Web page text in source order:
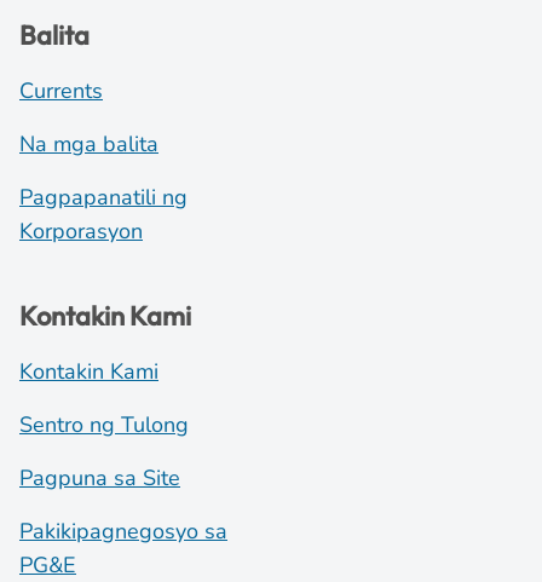
Balita
Currents
Na mga balita
Pagpapanatili ng
Korporasyon
Kontakin Kami
Kontakin Kami
Sentro ng Tulong
Pagpuna sa Site
Pakikipagnegosyo sa
PG&E